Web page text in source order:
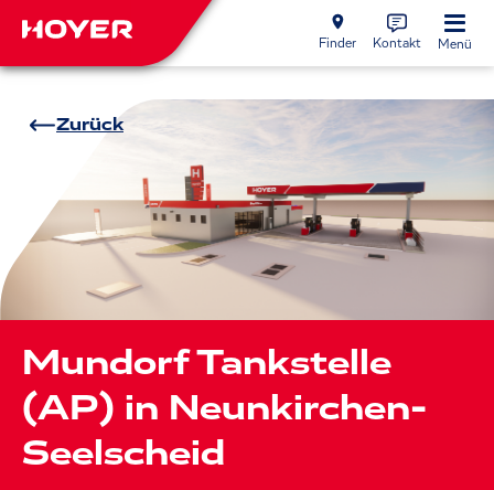
Finder Kontakt Menü
Zurück
Mundorf Tankstelle
(AP) in Neunkirchen-
Seelscheid